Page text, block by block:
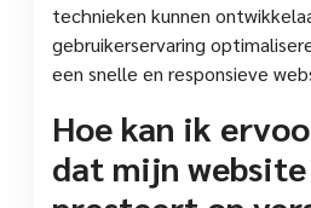
technieken kunnen
gebruikerservaring
een snelle en responsieve
Hoe kan ik
dat mijn